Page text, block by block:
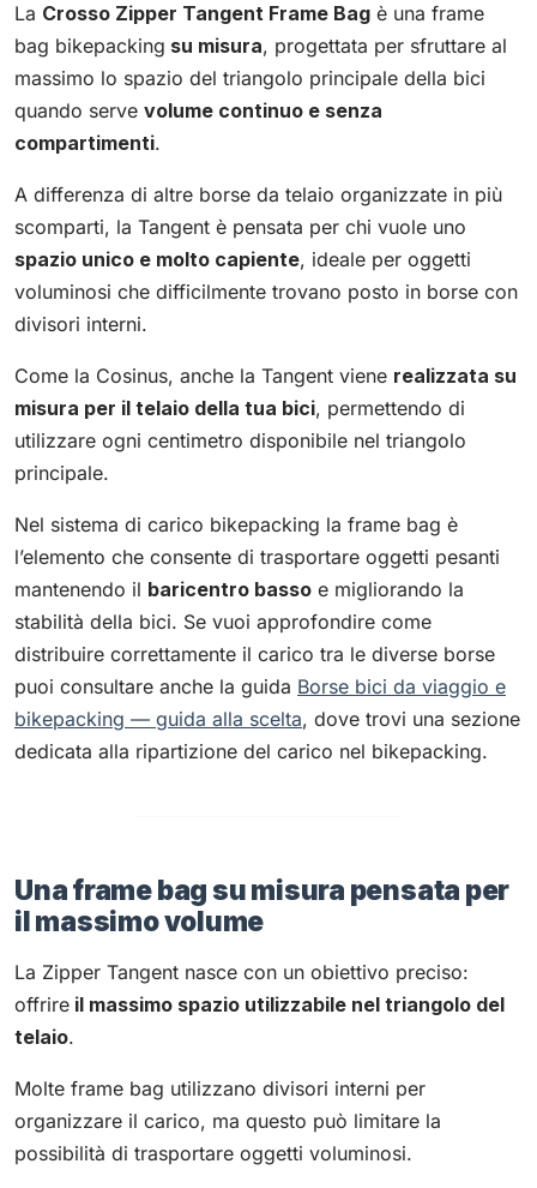
La Crosso Zipper Tangent Frame Bag è una frame
bag bikepacking su misura, progettata per sfruttare al
massimo lo spazio del triangolo principale della bici
quando serve volume continuo e senza
compartimenti.
A differenza di altre borse da telaio organizzate in più
scomparti, la Tangent è pensata per chi vuole uno
spazio unico e molto capiente, ideale per oggetti
voluminosi che difficilmente trovano posto in borse con
divisori interni.
Come la Cosinus, anche la Tangent viene realizzata su
misura per il telaio della tua bici, permettendo di
utilizzare ogni centimetro disponibile nel triangolo
principale.
Nel sistema di carico bikepacking la frame bag è
l’elemento che consente di trasportare oggetti pesanti
mantenendo il baricentro basso e migliorando la
stabilità della bici. Se vuoi approfondire come
distribuire correttamente il carico tra le diverse borse
puoi consultare anche la guida Borse bici da viaggio e
bikepacking — guida alla scelta, dove trovi una sezione
dedicata alla ripartizione del carico nel bikepacking.
Una frame bag su misura pensata per
il massimo volume
La Zipper Tangent nasce con un obiettivo preciso:
offrire il massimo spazio utilizzabile nel triangolo del
telaio.
Molte frame bag utilizzano divisori interni per
organizzare il carico, ma questo può limitare la
possibilità di trasportare oggetti voluminosi.